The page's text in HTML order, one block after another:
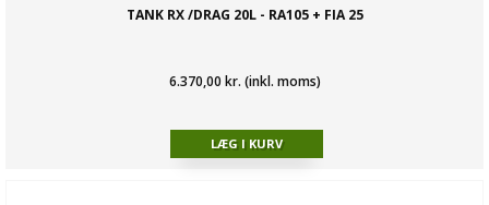
TANK RX /DRAG 20L - RA105 + FIA 25
6.370,00 kr. (inkl. moms)